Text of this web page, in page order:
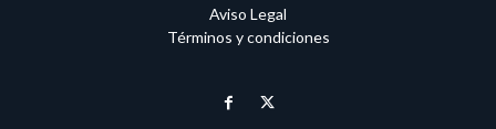
Aviso Legal
Términos y condiciones